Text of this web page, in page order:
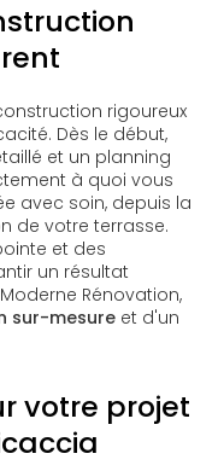
rigoureux
Dès le début,
et un planning
à quoi vous
avec soin, depuis la
de votre terrasse.
et des
un résultat
Rénovation,
sur-mesure et d'un
votre projet